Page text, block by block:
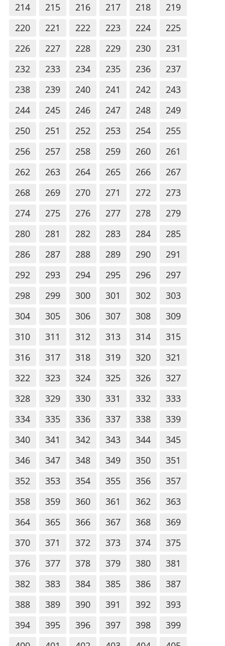
214
215 216 217 218
219
220
221 222 223 224
225
226
227 228 229 230
231
232
233 234 235 236
237
238
239 240 241 242
243
244
245 246 247 248
249
250
251 252 253 254
255
256
257 258 259 260
261
262
263 264 265 266
267
268
269 270 271 272
273
274
275 276 277 278
279
280
281 282 283 284
285
286
287 288 289 290
291
292
293 294 295 296
297
298
299 300 301 302
303
304
305 306 307 308
309
310
311 312 313 314
315
316
317 318 319 320
321
322
323 324 325 326
327
328
329 330 331 332
333
334
335 336 337 338
339
340
341 342 343 344
345
346
347 348 349 350
351
352
353 354 355 356
357
358
359 360 361 362
363
364
365 366 367 368
369
370
371 372 373 374
375
376
377 378 379 380
381
382
383 384 385 386
387
388
389 390 391 392
393
394
395 396 397 398
399